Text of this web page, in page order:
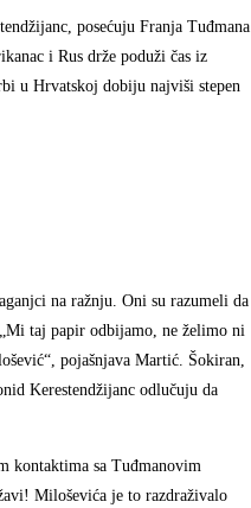
posećuju Franja Tuđmana.
i Rus drže poduži čas iz
u Hrvatskoj dobiju najviši stepen
na ražnju. Oni su razumeli da
taj papir odbijamo, ne želimo ni
pojašnjava Martić. Šokiran,
Kerestendžijanc odlučuju da
kontaktima sa Tuđmanovim
Miloševića je to razdraživalo